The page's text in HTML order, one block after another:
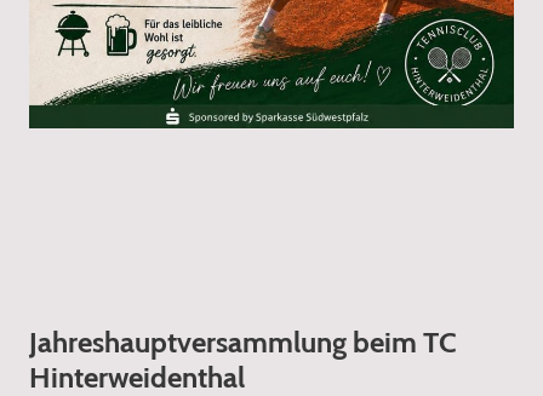
Jahreshauptversammlung beim TC
Hinterweidenthal